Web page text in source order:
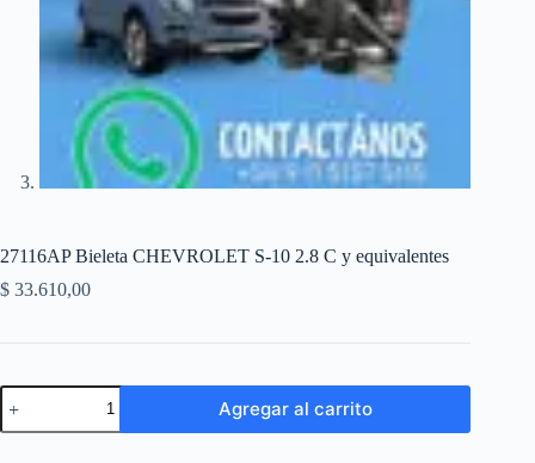
27116AP Bieleta CHEVROLET S-10 2.8 C y equivalentes
$ 33.610,00
27116AP
Bieleta
CHEVROLET
Agregar al carrito